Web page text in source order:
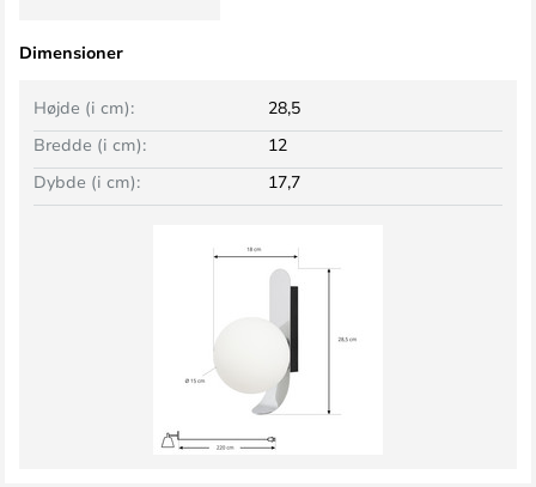
Dimensioner
Bredde (i cm): 12
Højde (i cm): 28,5
Dybde (i cm): 17,7